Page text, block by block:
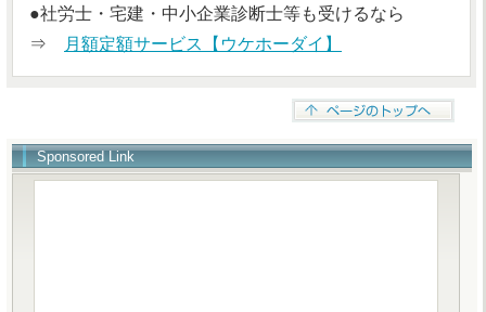
●社労士・宅建・中小企業診断士等も受けるなら
⇒
月額定額サービス【ウケホーダイ】
Sponsored Link